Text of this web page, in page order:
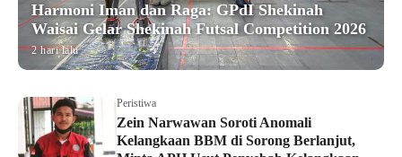
Harmoni Iman dan Raga: GPdI Shekinah
Waisai Gelar Shekinah Futsal Competition 2026
2 hari lalu
Peristiwa
Zein Narwawan Soroti Anomali
Kelangkaan BBM di Sorong Berlanjut,